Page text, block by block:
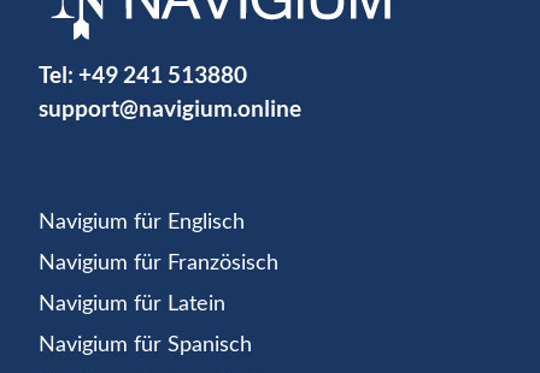
Tel: +49 241 513880
support@navigium.online
Navigium für Englisch
Navigium für Französisch
Navigium für Latein
Navigium für Spanisch